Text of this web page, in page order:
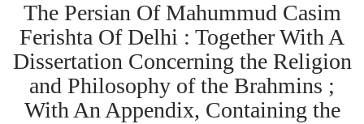
The Persian Of Mahummud Casim
Ferishta Of Delhi : Together With A
Dissertation Concerning the Religion
and Philosophy of the Brahmins ;
With An Appendix, Containing the